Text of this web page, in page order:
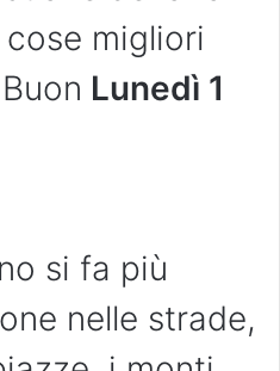
migliori
Lunedì 1
si fa più
nelle strade,